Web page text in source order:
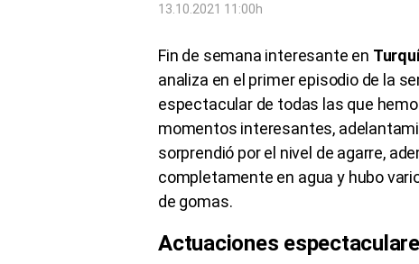
13.10.2021 11:00h
Fin de semana interesante en
analiza en el primer episodio de la
espectacular de todas las que
momentos interesantes,
sorprendió por el nivel de agarre,
completamente en agua y hubo
de gomas.
Actuaciones